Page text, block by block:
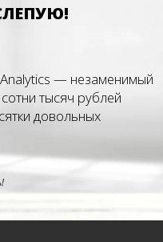
— незаменимый
тысяч рублей
довольных